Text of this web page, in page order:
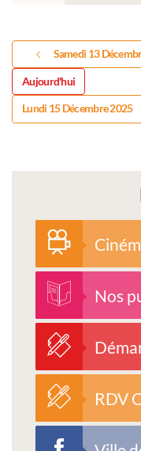
Samedi 13
Aujourd'hui
Lundi 15 Décembre 2025
Nos
RDV